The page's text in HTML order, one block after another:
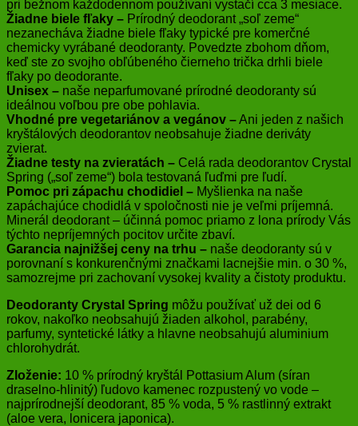
pri bežnom každodennom používaní vystačí cca 3 mesiace.
Žiadne biele fľaky – Prírodný deodorant „soľ zeme“
nezanecháva žiadne biele fľaky typické pre komerčné
chemicky vyrábané deodoranty. Povedzte zbohom dňom,
keď ste zo svojho obľúbeného čierneho trička drhli biele
fľaky po deodorante.
Unisex – naše neparfumované prírodné deodoranty sú
ideálnou voľbou pre obe pohlavia.
Vhodné pre vegetariánov a vegánov –Ani jeden z našich
kryštálových deodorantov neobsahuje žiadne deriváty
zvierat.
Žiadne testy na zvieratách – Celá rada deodorantov Crystal
Spring („soľ zeme“) bola testovaná ľuďmi pre ľudí.
Pomoc pri zápachu chodidiel – Myšlienka na naše
zapáchajúce chodidlá v spoločnosti nie je veľmi príjemná.
Minerál deodorant – účinná pomoc priamo z lona prírody Vás
týchto nepríjemných pocitov určite zbaví.
Garancia najnižšej ceny na trhu – naše deodoranty sú v
porovnaní s konkurenčnými značkami lacnejšie min. o 30 %,
samozrejme pri zachovaní vysokej kvality a čistoty produktu.
Deodoranty Crystal Spring môžu používať už dei od 6
rokov, nakoľko neobsahujú žiaden alkohol, parabény,
parfumy, syntetické látky a hlavne neobsahujú aluminium
chlorohydrát.
Zloženie: 10 % prírodný kryštál Pottasium Alum (síran
draselno-hlinitý) ľudovo kamenec rozpustený vo vode –
najprírodnejší deodorant, 85 % voda, 5 % rastlinný extrakt
(aloe vera, lonicera japonica).